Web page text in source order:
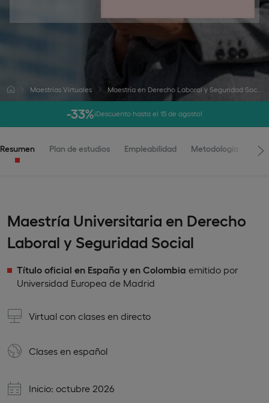
Maestrías Virtuales Maestría en Derecho Laboral y Seguridad Social
-33%¡Descuento hasta el 15 de agosto!
Resumen Plan de estudios Empleabilidad Metodología
Maestría Universitaria en Derecho
Laboral y Seguridad Social
Título oficial en España y en Colombia emitido por
Universidad Europea de Madrid
Virtual con clases en directo
Clases en español
Inicio: octubre 2026